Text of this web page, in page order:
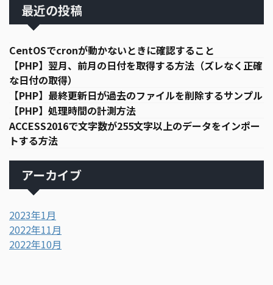
最近の投稿
CentOSでcronが動かないときに確認すること
【PHP】翌月、前月の日付を取得する方法（ズレなく正確
な日付の取得）
【PHP】最終更新日が過去のファイルを削除するサンプル
【PHP】処理時間の計測方法
ACCESS2016で文字数が255文字以上のデータをインポー
トする方法
アーカイブ
2023年1月
2022年11月
2022年10月